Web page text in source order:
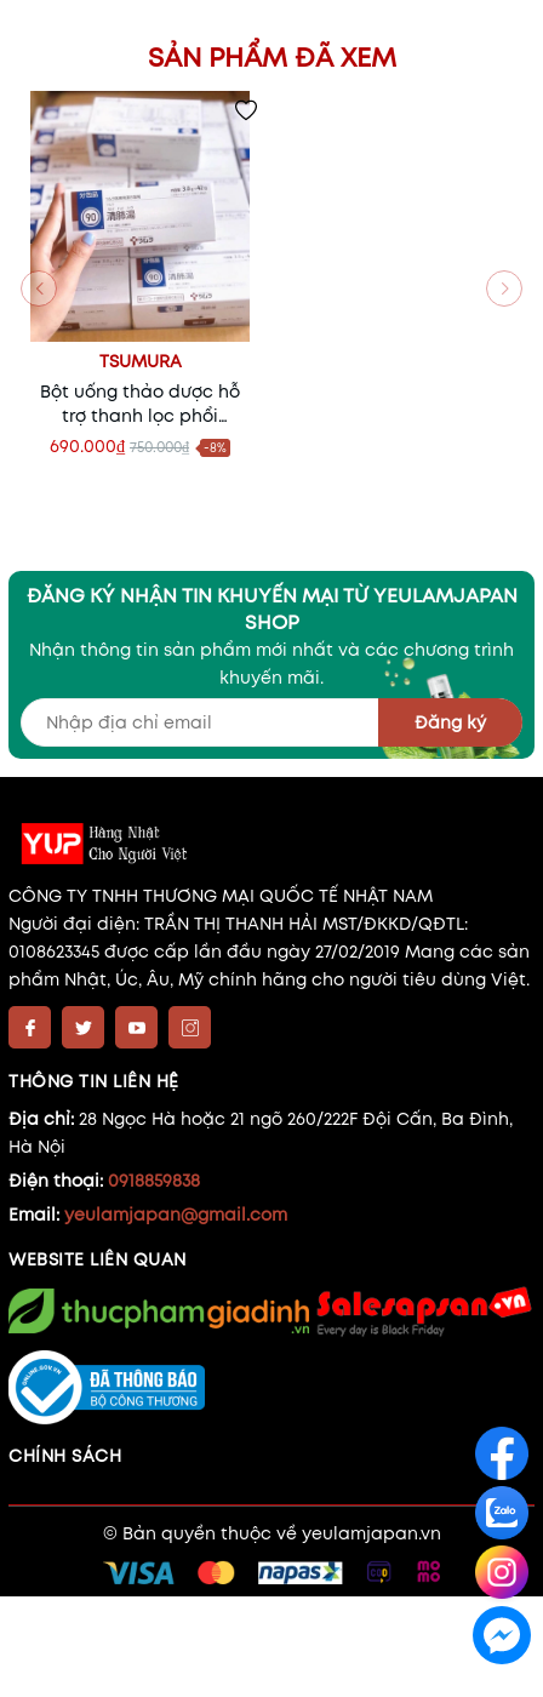
SẢN PHẨM ĐÃ XEM
TSUMURA
Bột uống thảo dược hỗ
trợ thanh lọc phổi
Tsumura
690.000₫ 750.000₫ -8%
ĐĂNG KÝ NHẬN TIN KHUYẾN MẠI TỪ YEULAMJAPAN
SHOP
Nhận thông tin sản phẩm mới nhất và các chương trình
khuyến mãi.
Đăng ký
CÔNG TY TNHH THƯƠNG MẠI QUỐC TẾ NHẬT NAM
Người đại diện: TRẦN THỊ THANH HẢI MST/ĐKKD/QĐTL:
0108623345 được cấp lần đầu ngày 27/02/2019 Mang các sản
phẩm Nhật, Úc, Âu, Mỹ chính hãng cho người tiêu dùng Việt.
THÔNG TIN LIÊN HỆ
Địa chỉ: 28 Ngọc Hà hoặc 21 ngõ 260/222F Đội Cấn, Ba Đình,
Hà Nội
Điện thoại: 0918859838
Email: yeulamjapan@gmail.com
WEBSITE LIÊN QUAN
CHÍNH SÁCH
© Bản quyền thuộc về yeulamjapan.vn